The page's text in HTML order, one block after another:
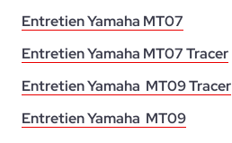
Entretien Yamaha MT07
Entretien Yamaha MT07 Tracer
Entretien Yamaha MT09 Tracer
Entretien Yamaha MT09